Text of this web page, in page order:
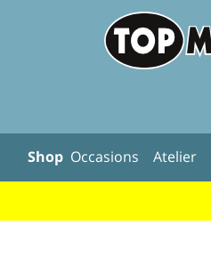
Shop Occasions Atelier